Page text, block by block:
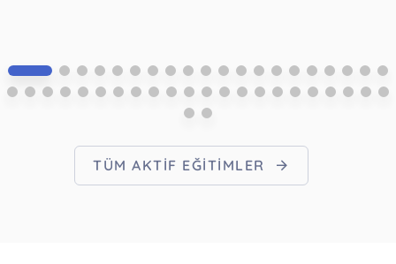
TÜM AKTIF EĞITIMLER